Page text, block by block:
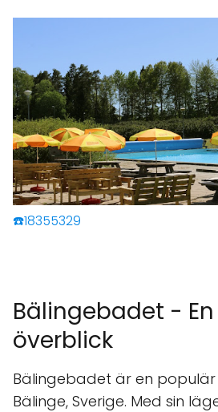
☎️18355329
Bälingebadet -
överblick
Bälingebadet är en
Bälinge, Sverige. Med sin